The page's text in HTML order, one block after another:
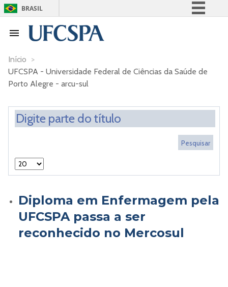
BRASIL
Acesso à informação
Canais
Início >
UFCSPA - Universidade Federal de Ciências da Saúde de
Porto Alegre - arcu-sul
Diploma em Enfermagem pela
UFCSPA passa a ser
reconhecido no Mercosul